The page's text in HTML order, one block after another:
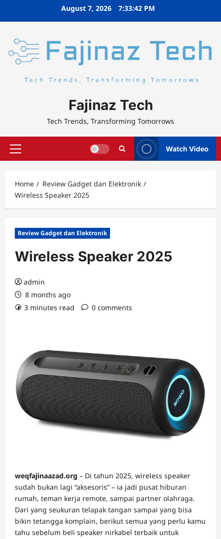
August 7, 2026 7:33:43 PM
Fajinaz Tech
Tech Trends, Transforming Tomorrows
Primary
Watch Video
Home
Review Gadget dan Elektronik
Wireless Speaker 2025
Review Gadget dan Elektronik
Wireless Speaker 2025
admin
8 months ago
3 minutes read
0 comments
weqfajinaazad.org – Di tahun 2025, wireless speaker
sudah bukan lagi “aksesoris” – ia jadi pusat hiburan
rumah, teman kerja remote, sampai partner olahraga.
Dari yang seukuran telapak tangan sampai yang bisa
bikin tetangga komplain, berikut semua yang perlu kamu
tahu sebelum beli speaker nirkabel terbaik untuk